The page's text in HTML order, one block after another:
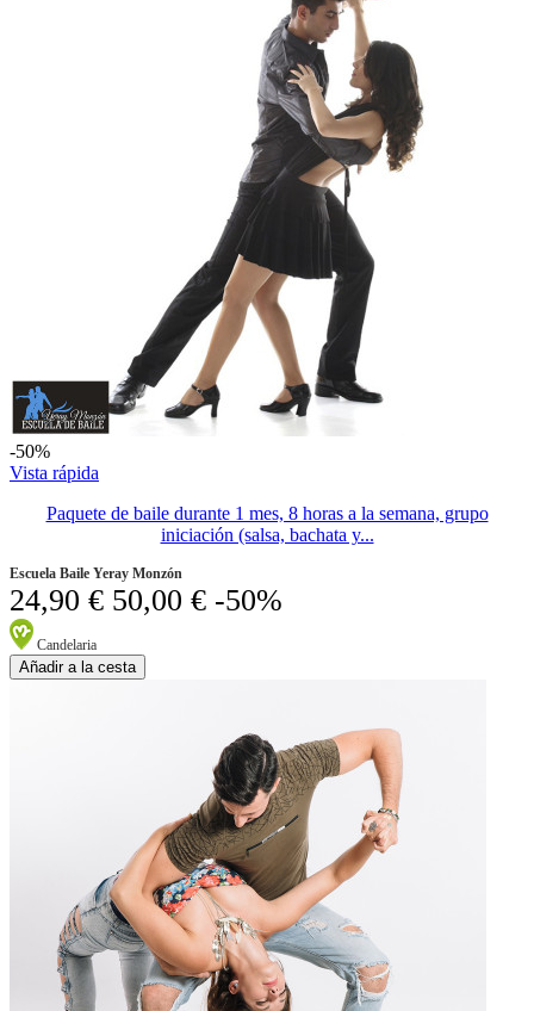
-50%
Vista rápida
Paquete de baile durante 1 mes, 8 horas a la semana, grupo
iniciación (salsa, bachata y...
Escuela Baile Yeray Monzón
24,90 € 50,00 € -50%
Candelaria
Añadir a la cesta